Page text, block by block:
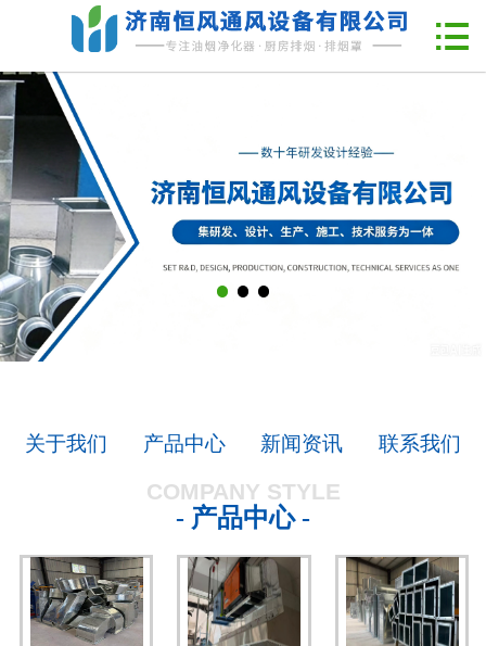
网站首页
产品中心
工程案例

关于我们 产品中心 新闻资讯 联系我们
COMPANY STYLE
- 产品中心 -